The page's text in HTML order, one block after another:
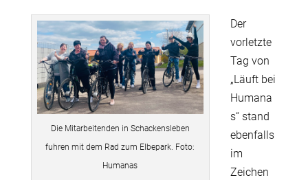
Die Mitarbeitenden in Schackensleben
fuhren mit dem Rad zum Elbepark. Foto:
Humanas
Der
vorletzte
Tag von
„Läuft bei
Humana
s“ stand
ebenfalls
im
Zeichen